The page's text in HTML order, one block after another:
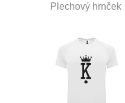
Plechový hrnček